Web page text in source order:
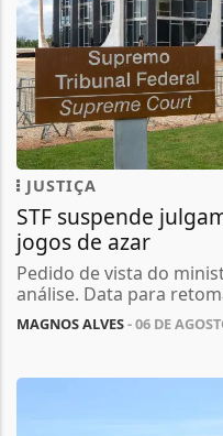
JUSTIÇA
STF suspende
jogos de azar
Pedido de vista do
análise. Data para
MAGNOS ALVES- 06 DE